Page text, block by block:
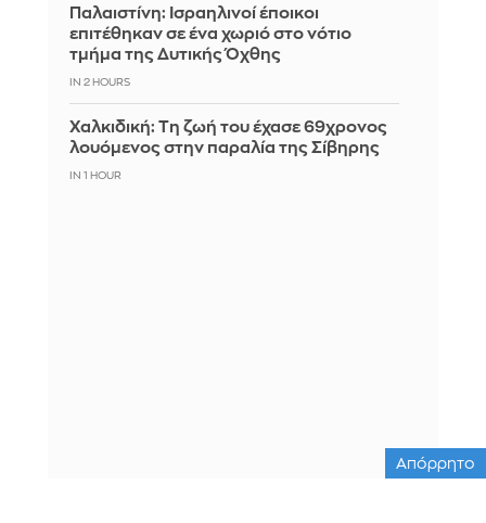
Παλαιστίνη: Ισραηλινοί έποικοι
επιτέθηκαν σε ένα χωριό στο νότιο
τμήμα της Δυτικής Όχθης
IN 2 HOURS
Χαλκιδική: Τη ζωή του έχασε 69χρονος
λουόμενος στην παραλία της Σίβηρης
IN 1 HOUR
Απόρρητο